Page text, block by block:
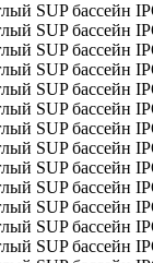
SUP бассейн
SUP бассейн
SUP бассейн
SUP бассейн
SUP бассейн
SUP бассейн
SUP бассейн
SUP бассейн
SUP бассейн
SUP бассейн
SUP бассейн
SUP бассейн
SUP бассейн